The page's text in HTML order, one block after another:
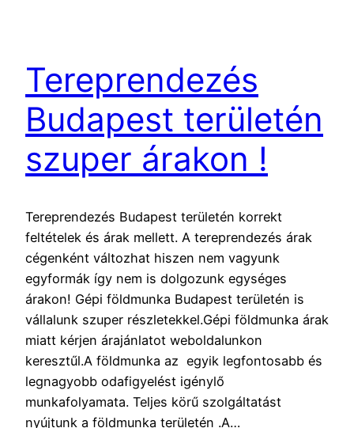
Tereprendezés
Budapest területén
szuper árakon !
Tereprendezés Budapest területén korrekt
feltételek és árak mellett. A tereprendezés árak
cégenként változhat hiszen nem vagyunk
egyformák így nem is dolgozunk egységes
árakon! Gépi földmunka Budapest területén is
vállalunk szuper részletekkel.Gépi földmunka árak
miatt kérjen árajánlatot weboldalunkon
keresztűl.A földmunka az egyik legfontosabb és
legnagyobb odafigyelést igénylő
munkafolyamata. Teljes körű szolgáltatást
nyújtunk a földmunka területén .A…